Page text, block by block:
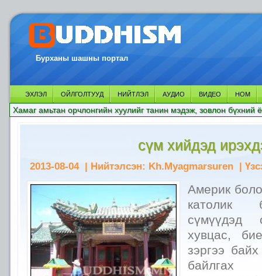
Бурханы шашны портал
ЭХЛЭЛ ОЙЛГОЛТУУД НИЙТЛЭЛ АУДИО ВИДЕО НОМ
Хамаг амьтан орчлонгийн хуулийг танин мэдэж, зовлон бүхний
сүм хийдэд
2013-08-04 | Нийтэлсэн: Kh.Myagmarsuren |
Америк
католик
сүмүүдэд
хувцас,
зэргээ
байлгах